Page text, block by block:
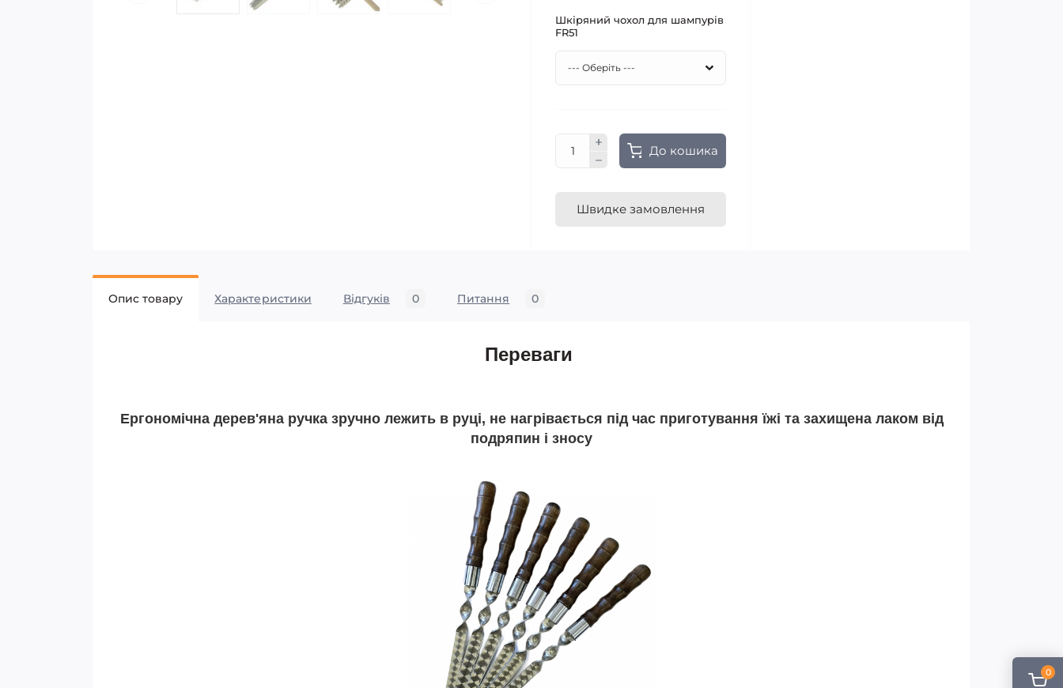
0
Шкіряний чохол для шампурів
FR51
До кошика
Швидке замовлення
Опис товару Характеристики Відгуків 0 Питання 0
Переваги
Ергономічна дерев'яна ручка зручно лежить в руці, не нагрівається під час приготування їжі та захищена лаком від
подряпин і зносу